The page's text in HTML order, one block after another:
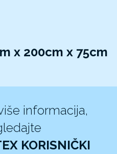
x 200cm x 75cm
informacija,
KORISNIČKI